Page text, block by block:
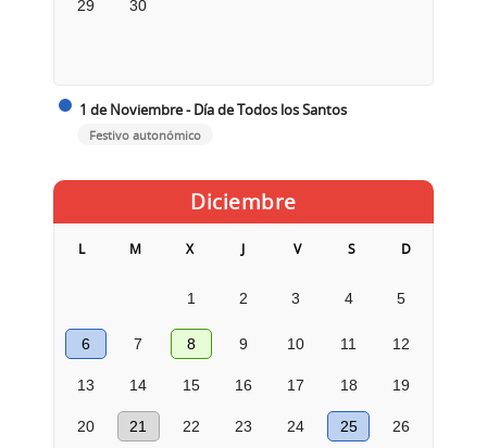
29 30
1 de Noviembre - Día de Todos los Santos
Festivo autonómico
Diciembre
L M X J V S D
1 2 3 4 5
6 7 8 9 10 11 12
13 14 15 16 17 18 19
20 21 22 23 24 25 26